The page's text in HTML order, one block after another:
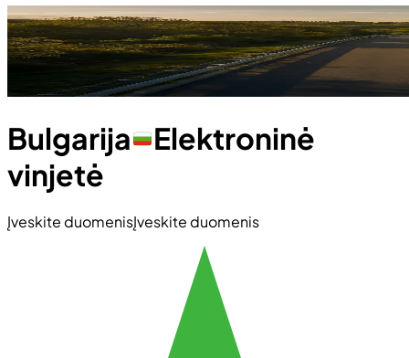
Bulgarija
Elektroninė
vinjetė
Įveskite duomenisĮveskite duomenis